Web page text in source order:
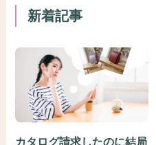
新着記事
カタログ請求したのに結局